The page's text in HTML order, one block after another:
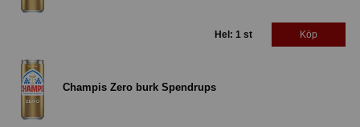
Hel: 1 st Köp
Champis Zero burk Spendrups